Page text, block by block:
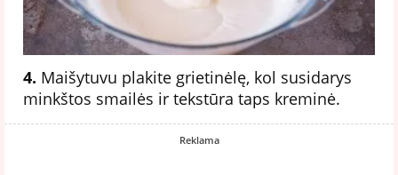
4. Maišytuvu plakite grietinėlę, kol susidarys
minkštos smailės ir tekstūra taps kreminė.
Reklama